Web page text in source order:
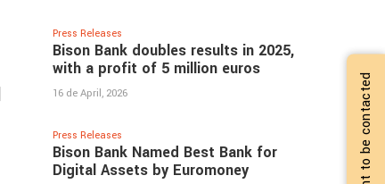
Press Releases
Bison Bank doubles results in 2025,
with a profit of 5 million euros
16 de April, 2026
Press Releases
Bison Bank Named Best Bank for
Digital Assets by Euromoney
I want to be contacted